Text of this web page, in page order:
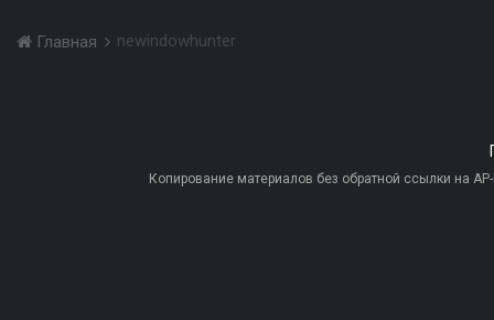
Главная newindowhunter
Копирование материалов без обратной ссылки на